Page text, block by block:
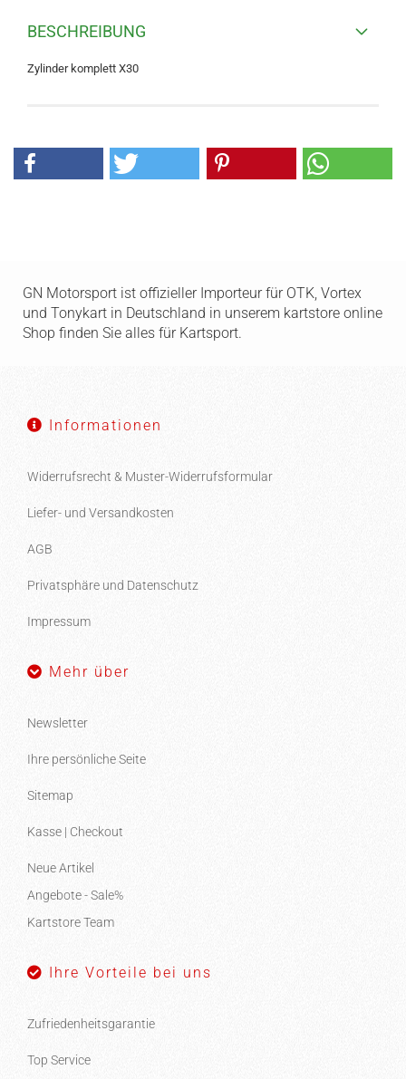
BESCHREIBUNG
Zylinder komplett X30
GN Motorsport ist offizieller Importeur für OTK, Vortex
und Tonykart in Deutschland in unserem kartstore online
Shop finden Sie alles für Kartsport.
Informationen
Widerrufsrecht & Muster-Widerrufsformular
Liefer- und Versandkosten
AGB
Privatsphäre und Datenschutz
Impressum
Mehr über
Newsletter
Ihre persönliche Seite
Sitemap
Kasse | Checkout
Neue Artikel
Angebote - Sale%
Kartstore Team
Ihre Vorteile bei uns
Zufriedenheitsgarantie
Top Service